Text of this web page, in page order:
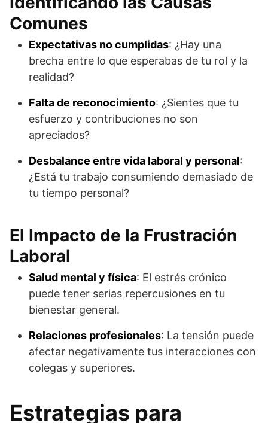
Comunes
Expectativas no cumplidas: ¿Hay una
brecha entre lo que esperabas de tu rol y la
realidad?
Falta de reconocimiento: ¿Sientes que tu
esfuerzo y contribuciones no son
apreciados?
Desbalance entre vida laboral y personal:
¿Está tu trabajo consumiendo demasiado de
tu tiempo personal?
El Impacto de la Frustración
Laboral
Salud mental y física: El estrés crónico
puede tener serias repercusiones en tu
bienestar general.
Relaciones profesionales: La tensión puede
afectar negativamente tus interacciones con
colegas y superiores.
Estrategias para